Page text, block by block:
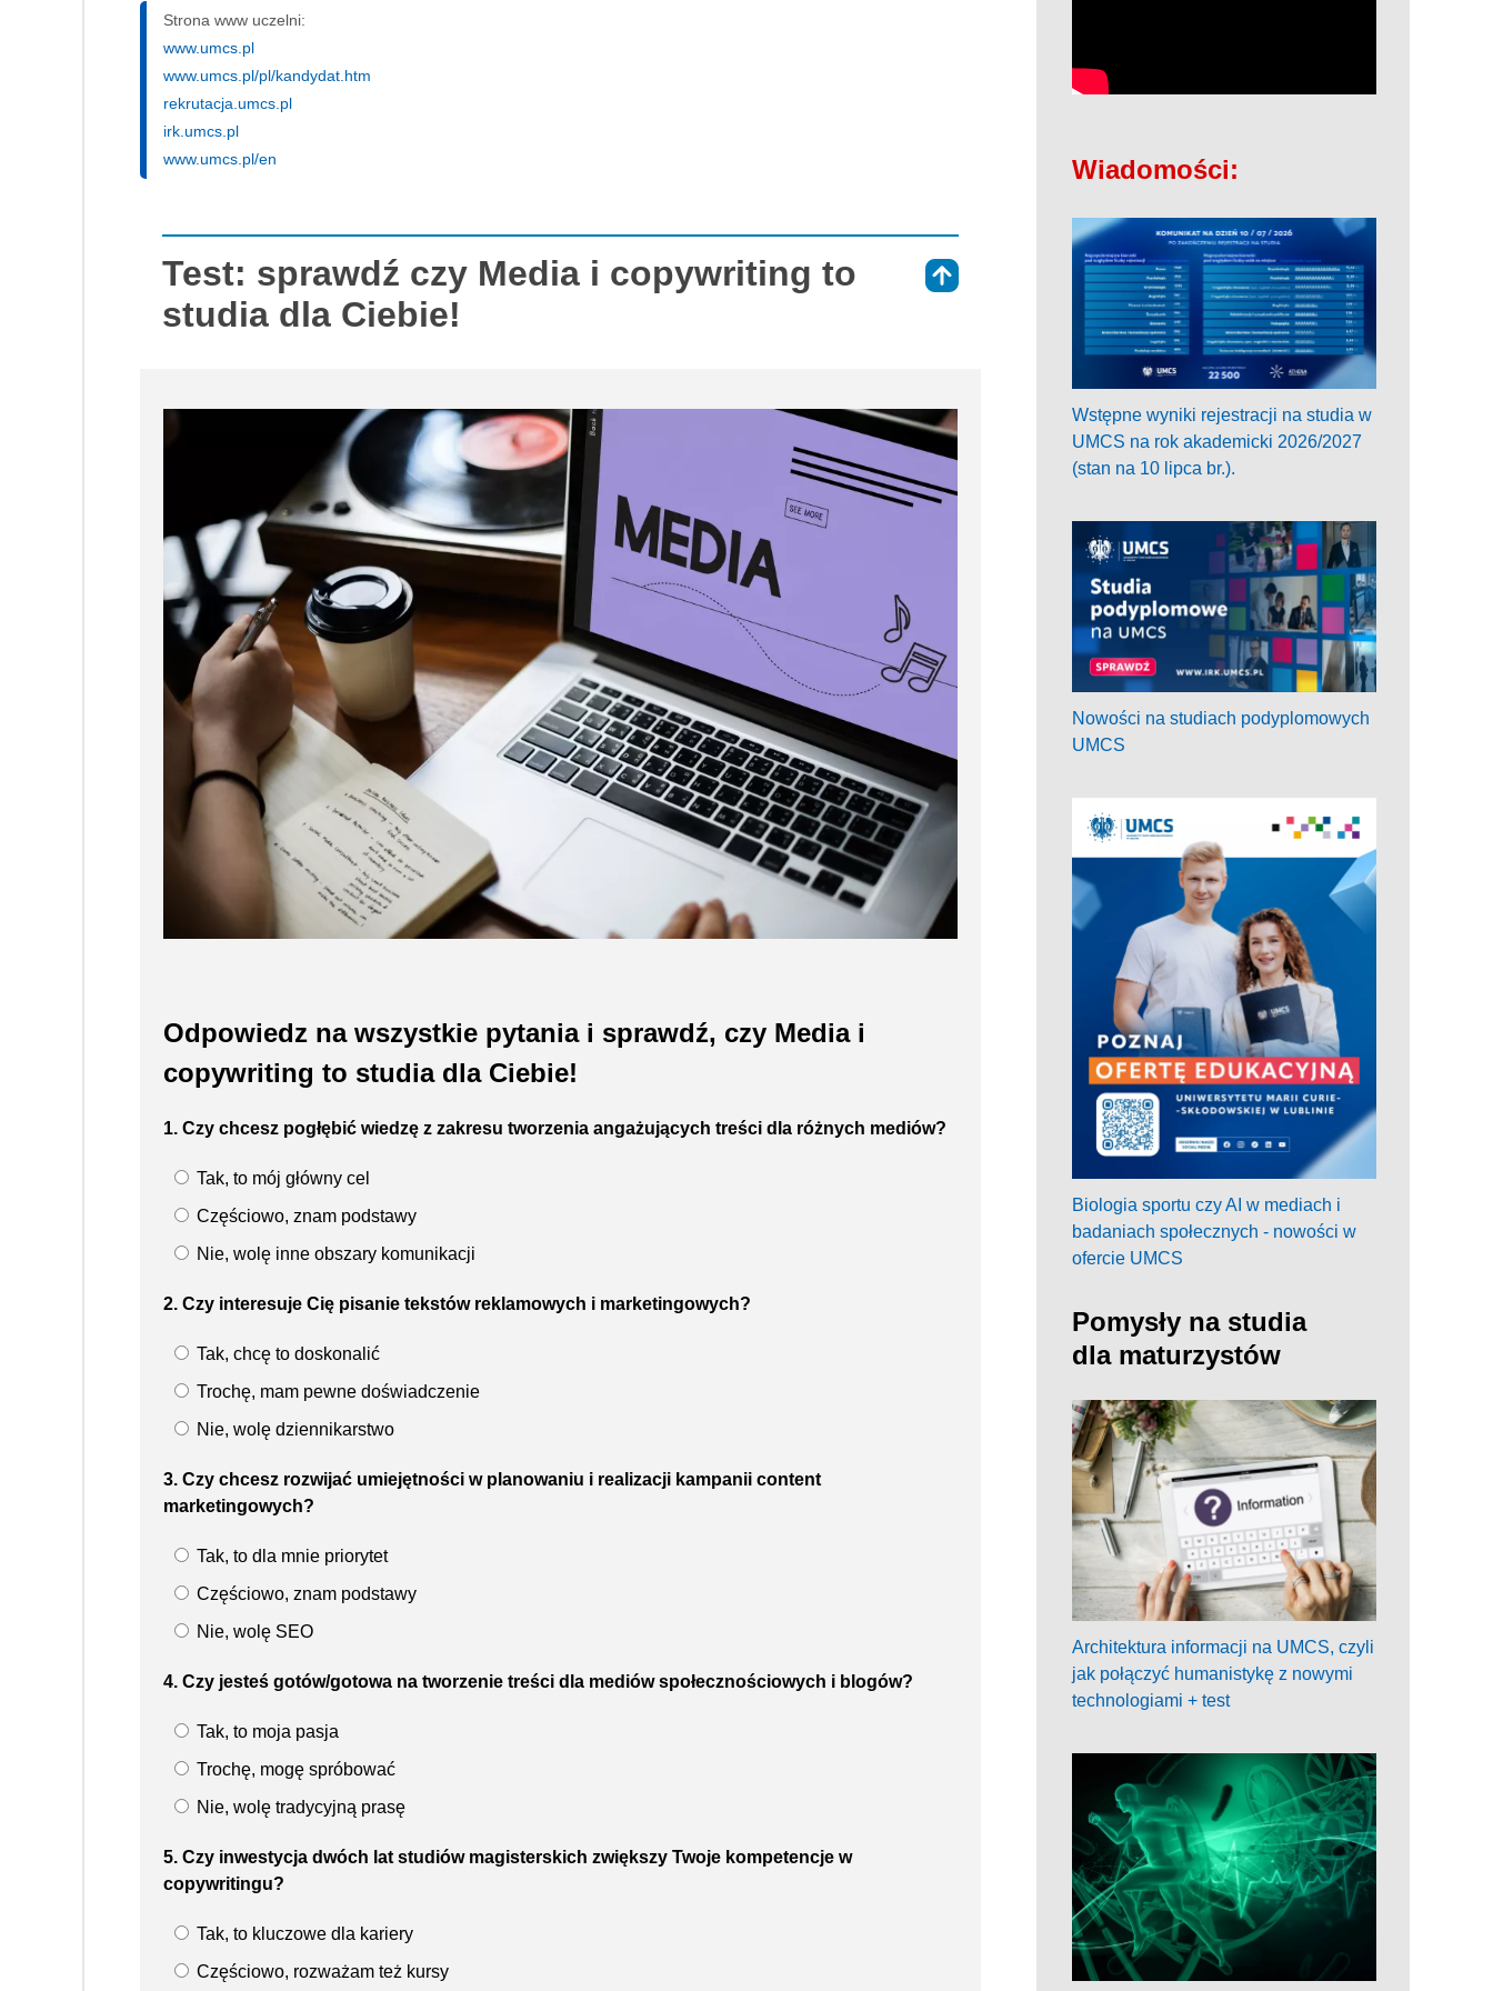
Strona www uczelni:
www.umcs.pl
www.umcs.pl/pl/kandydat.htm
rekrutacja.umcs.pl
irk.umcs.pl
www.umcs.pl/en
Test: sprawdź czy Media i copywriting to
studia dla Ciebie!
Odpowiedz na wszystkie pytania i sprawdź, czy Media i
copywriting to studia dla Ciebie!
1. Czy chcesz pogłębić wiedzę z zakresu tworzenia angażujących treści dla różnych mediów?
Tak, to mój główny cel
Częściowo, znam podstawy
Nie, wolę inne obszary komunikacji
2. Czy interesuje Cię pisanie tekstów reklamowych i marketingowych?
Tak, chcę to doskonalić
Trochę, mam pewne doświadczenie
Nie, wolę dziennikarstwo
3. Czy chcesz rozwijać umiejętności w planowaniu i realizacji kampanii content
marketingowych?
Tak, to dla mnie priorytet
Częściowo, znam podstawy
Nie, wolę SEO
4. Czy jesteś gotów/gotowa na tworzenie treści dla mediów społecznościowych i blogów?
Tak, to moja pasja
Trochę, mogę spróbować
Nie, wolę tradycyjną prasę
5. Czy inwestycja dwóch lat studiów magisterskich zwiększy Twoje kompetencje w
copywritingu?
Tak, to kluczowe dla kariery
Częściowo, rozważam też kursy
Wiadomości:
Wstępne wyniki rejestracji na studia w
UMCS na rok akademicki 2026/2027
(stan na 10 lipca br.).
Nowości na studiach podyplomowych
UMCS
Biologia sportu czy AI w mediach i
badaniach społecznych - nowości w
ofercie UMCS
Pomysły na studia
dla maturzystów
Architektura informacji na UMCS, czyli
jak połączyć humanistykę z nowymi
technologiami + test